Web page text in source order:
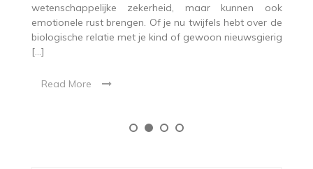
wetenschappelijke zekerheid, maar kunnen ook
emotionele rust brengen. Of je nu twijfels hebt over de
biologische relatie met je kind of gewoon nieuwsgierig
[…]
Read More